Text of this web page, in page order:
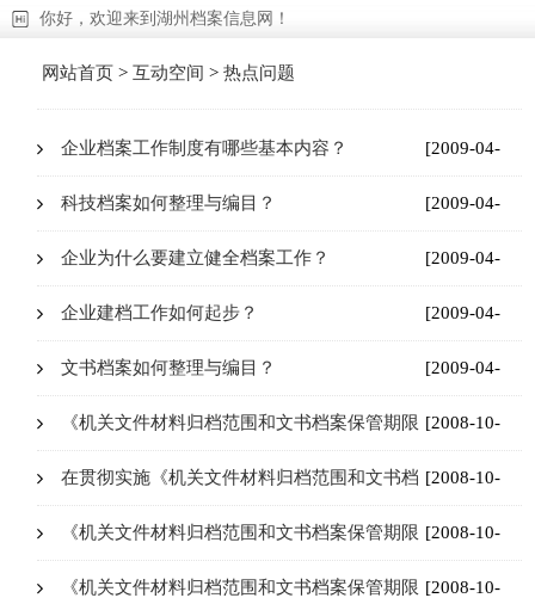
你好，欢迎来到湖州档案信息网！
网站首页 >互动空间 >热点问题
企业档案工作制度有哪些基本内容？ [2009-04-
16]
科技档案如何整理与编目？ [2009-04-
16]
企业为什么要建立健全档案工作？ [2009-04-
16]
企业建档工作如何起步？ [2009-04-
16]
文书档案如何整理与编目？ [2009-04-
16]
《机关文件材料归档范围和文书档案保管期限
规定》的制定目的和依据是什么?
[2008-10-
21]
在贯彻实施《机关文件材料归档范围和文书档
案保管期限规定》的过程中要注意哪些问题?
[2008-10-
21]
《机关文件材料归档范围和文书档案保管期限
规定》与1987年颁发的两个业务文件相比有哪
[2008-10-
21]
《机关文件材料归档范围和文书档案保管期限 [2008-10-